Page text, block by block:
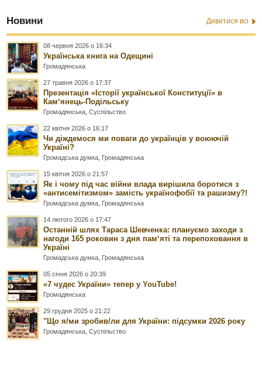
Новини Дивитися всі
08 червня 2026 о 16:34
Українська книга на Одещині
Громадянська
27 травня 2026 о 17:37
Презентація «Історії української Конституції» в
Камʼянець-Подільську
Громадянська ,Суспільство
22 квітня 2026 о 16:17
Чи діждемося ми поваги до українців у воюючій
Україні?
Громадська думка Громадянська
15 квітня 2026 о 21:57
Як і чому під час війни влада вирішила боротися з
«антисемітизмом» замість українофобії та рашизму?!
Громадська думка Громадянська
14 лютого 2026 о 17:47
Останній шлях Тараса Шевченка: плануємо заходи з
нагоди 165 роковин з дня памʼяті та перепоховання в
Україні
Громадська думка Громадянська
05 січня 2026 о 20:39
«7 чудес України» тепер у YouTube!
Громадянська
29 грудня 2025 о 21:22
"Що я/ми зробив/ли для України: підсумки 2026 року
Громадянська ,Суспільство